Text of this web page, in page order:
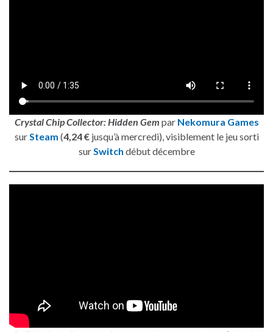
Crystal Chip Collector: Hidden Gem par Nekomura Games
sur Steam (4,24 €jusqu’à mercredi), visiblement le jeu sorti
sur Switch début décembre